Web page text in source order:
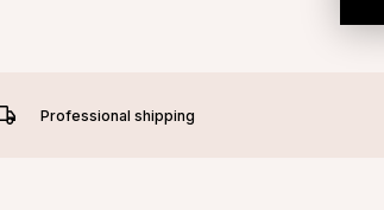
Professional shipping